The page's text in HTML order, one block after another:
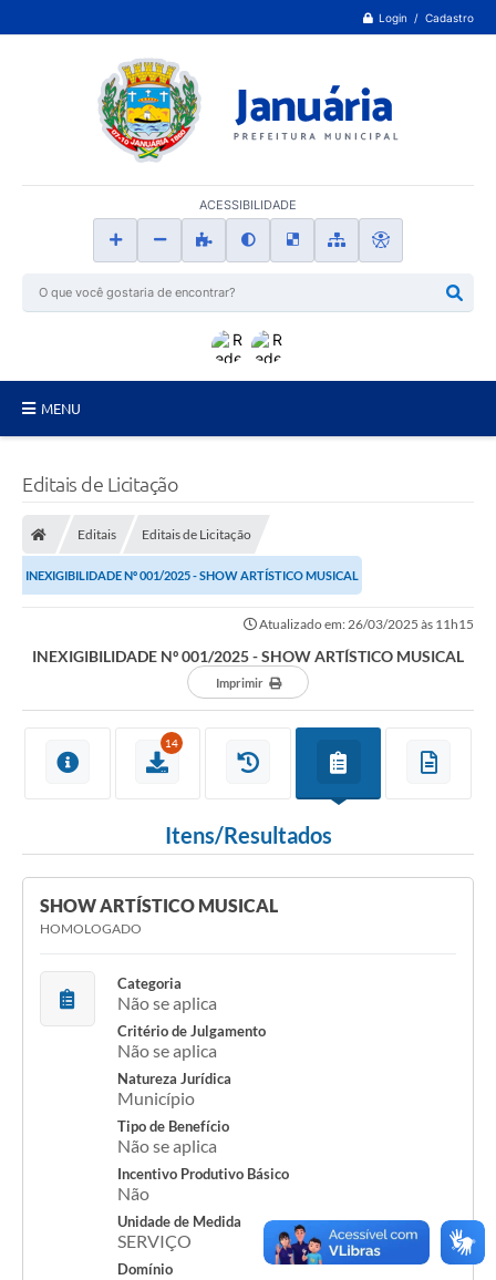
Login / Cadastro
ACESSIBILIDADE
MENU
Secretarias
Carta de Serviços
Legislação
Telefones Úteis
Cavernas do Peruaçu
Galeria de Vídeos
Arquivos para Download
Editais de Licitação
Editais Editais de Licitação
INEXIGIBILIDADE Nº 001/2025 - SHOW ARTÍSTICO MUSICAL
Atualizado em: 26/03/2025 às 11h15
INEXIGIBILIDADE Nº 001/2025 - SHOW ARTÍSTICO MUSICAL
Imprimir
14
Itens/Resultados
SHOW ARTÍSTICO MUSICAL
HOMOLOGADO
Categoria
Não se aplica
Critério de Julgamento
Não se aplica
Natureza Jurídica
Município
Tipo de Benefício
Não se aplica
Incentivo Produtivo Básico
Não
Unidade de Medida
SERVIÇO
Domínio